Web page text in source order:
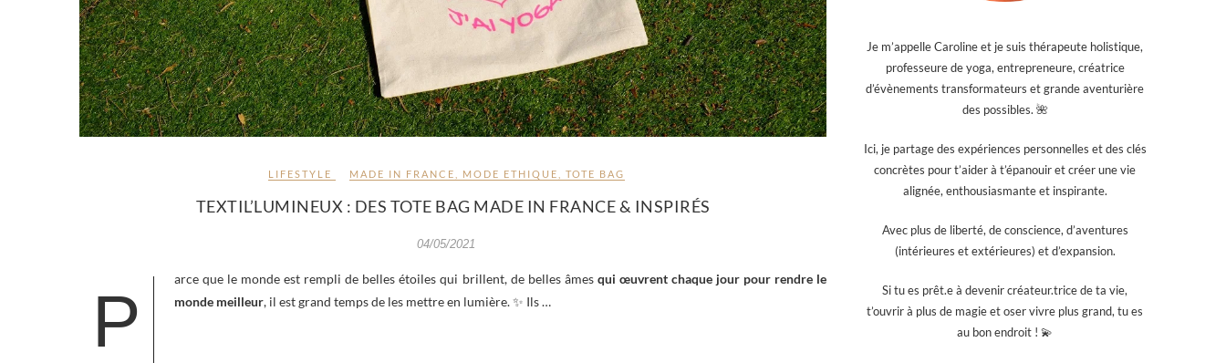
LIFESTYLE MADE IN FRANCE MODE ETHIQUE TOTE BAG
TEXTIL’LUMINEUX : DES TOTE BAG MADE IN FRANCE & INSPIRÉS
04/05/2021
P
arce que le monde est rempli de belles étoiles qui brillent, de belles âmes qui œuvrent chaque jour pour rendre le
monde meilleur, il est grand temps de les mettre en lumière. ✨ Ils …
Je m’appelle Caroline et je suis thérapeute holistique,
professeure de yoga, entrepreneure, créatrice
d’évènements transformateurs et grande aventurière
des possibles. 🌺
Ici, je partage des expériences personnelles et des clés
concrètes pour t’aider à t’épanouir et créer une vie
alignée, enthousiasmante et inspirante.
Avec plus de liberté, de conscience, d’aventures
(intérieures et extérieures) et d’expansion.
Si tu es prêt.e à devenir créateur.trice de ta vie,
t’ouvrir à plus de magie et oser vivre plus grand, tu es
au bon endroit ! 💫